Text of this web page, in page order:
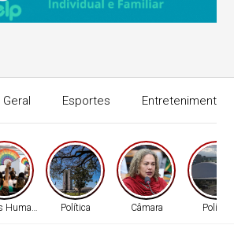
Geral Esportes Entretenimento
Humanos Política Câmara Política